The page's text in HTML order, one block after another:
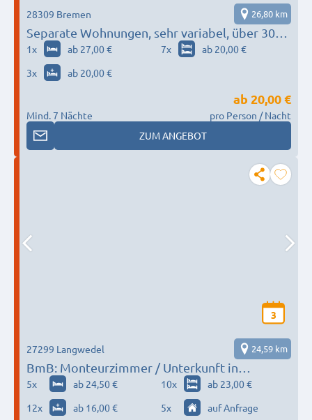
Separate Wohnungen, sehr variabel, über 30
Betten, 3 min zum Mercedes-Benz Werk
Bremen
28309 Bremen 26,80 km
1x ab 27,00 € 7x
ab 20,00 €
3x ab 20,00 €
Mind. 7 Nächte
ab 20,00 €
pro Person / Nacht
ZUM ANGEBOT
3
BmB: Monteurzimmer / Unterkunft in
Langwedel - 50 Betten
27299 Langwedel 24,59 km
5x ab 24,50 € 10x
ab 23,00 €
12x ab 16,00 € 5x auf Anfrage